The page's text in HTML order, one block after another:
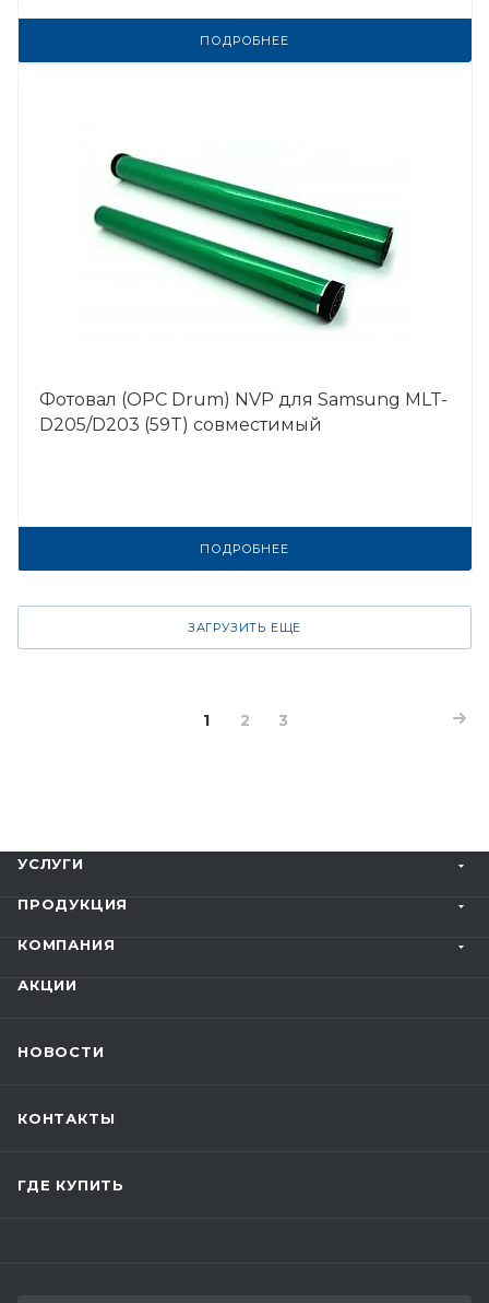
ПОДРОБНЕЕ
Фотовал (OPC Drum) NVP для Samsung MLT-
D205/D203 (59T) совместимый
ПОДРОБНЕЕ
ЗАГРУЗИТЬ ЕЩЕ
1 2 3
УСЛУГИ
ПРОДУКЦИЯ
КОМПАНИЯ
АКЦИИ
НОВОСТИ
КОНТАКТЫ
ГДЕ КУПИТЬ